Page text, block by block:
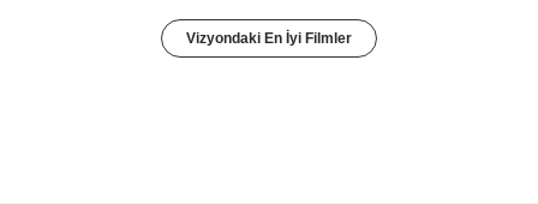
Vizyondaki En İyi Filmler